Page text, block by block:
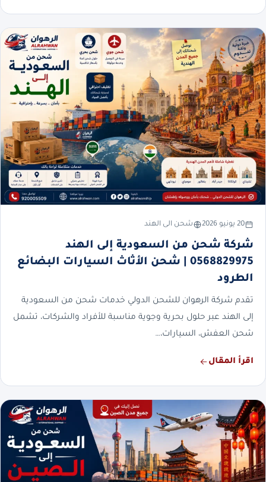
20 يونيو 2026 شحن الى الهند
شركة شحن من السعودية إلى الهند
0568829975 | شحن الأثاث السيارات البضائع
الطرود
تقدم شركة الرهوان للشحن الدولي خدمات شحن من السعودية
إلى الهند عبر حلول بحرية وجوية مناسبة للأفراد والشركات، تشمل
شحن العفش، السيارات،…
اقرأ المقال